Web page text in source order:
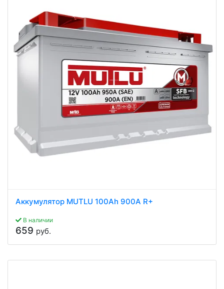
Аккумулятор MUTLU 100Ah 900A R+
В наличии
659 руб.